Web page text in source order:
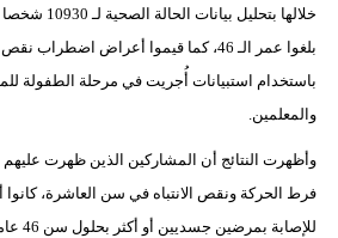
خلالها بتحليل
بلغوا عمر الـ 46، كما قيموا أعراض
باستخدام استبيانات أُجريت في مرحلة الطفولة
والمعلمين.
وأظهرت النتائج أن المشاركين الذين ظهرت